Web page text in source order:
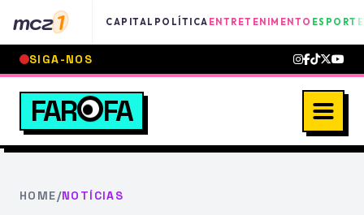
mcz1 CAPITAL POLÍTICA ENTRETENIMENTO
SIGA-NOS
FAR FA
HOME/NOTÍCIAS